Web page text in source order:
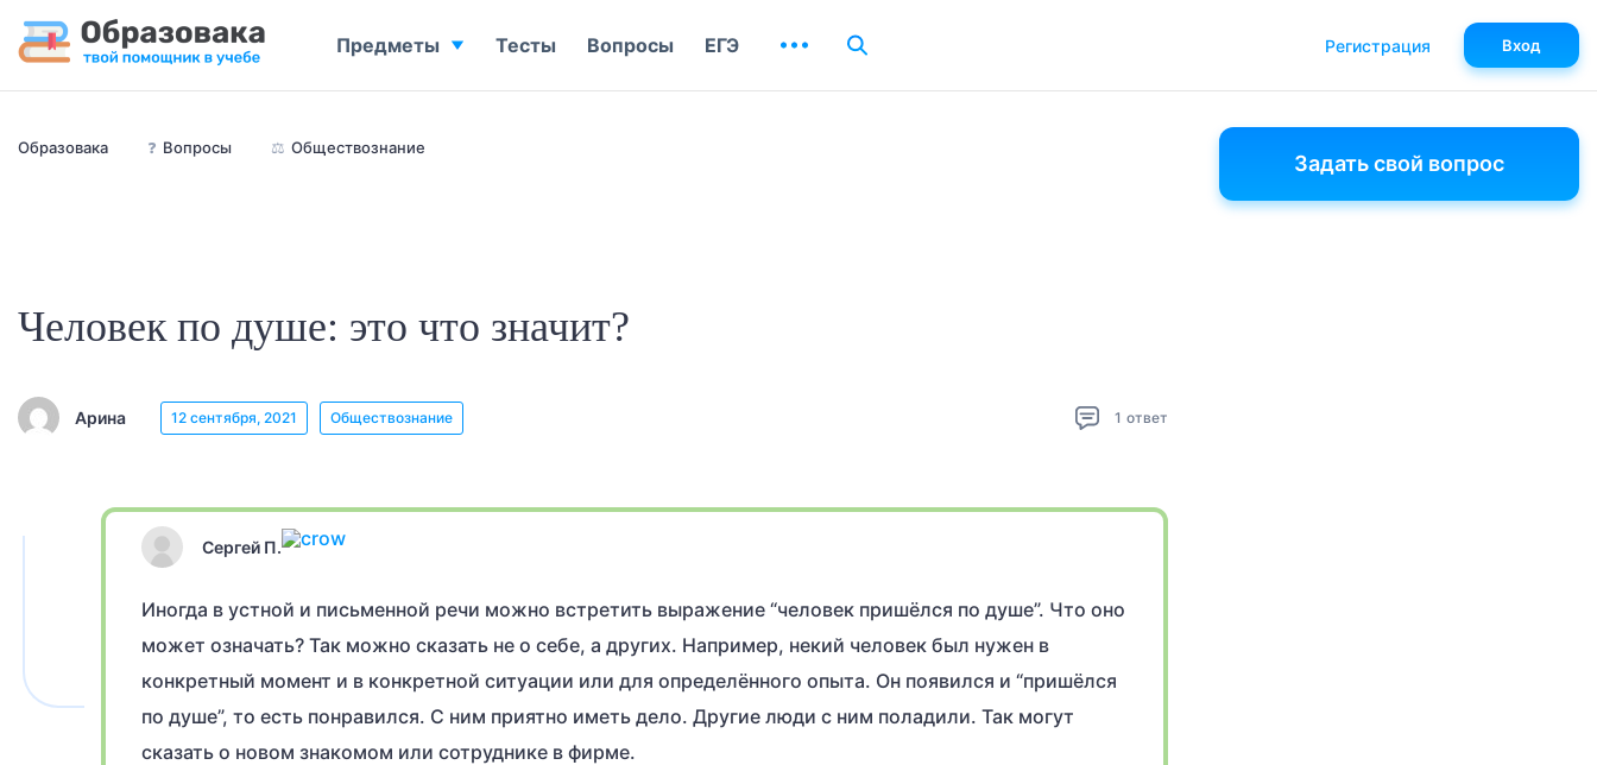
Образовака ❓ Вопросы ⚖️ Обществознание
Человек по душе: это что значит?
Арина 12 сентября, 2021 Обществознание 1 ответ
Сергей П.
Иногда в устной и письменной речи можно встретить выражение “человек пришёлся по душе”. Что оно
может означать? Так можно сказать не о себе, а других. Например, некий человек был нужен в
конкретный момент и в конкретной ситуации или для определённого опыта. Он появился и “пришёлся
по душе”, то есть понравился. С ним приятно иметь дело. Другие люди с ним поладили. Так могут
сказать о новом знакомом или сотруднике в фирме.
Задать свой вопрос
Предметы Тесты Вопросы ЕГЭ Регистрация Вход